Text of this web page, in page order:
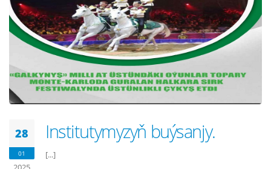
28
01
Institutymyzyň buýsanjy.
[...]